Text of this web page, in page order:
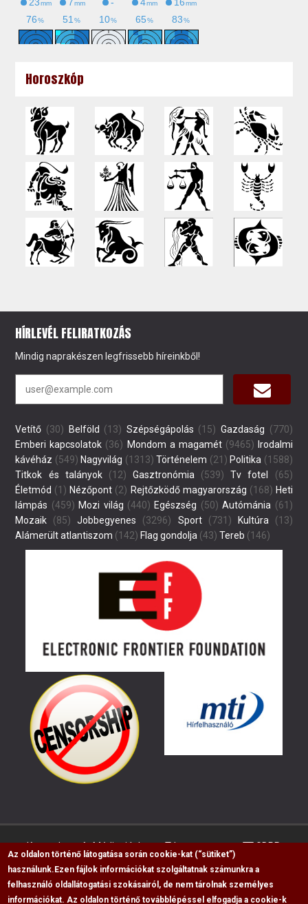
Horoszkóp
HÍRLEVÉL FELIRATKOZÁS
Mindig naprakészen legfrissebb híreinkből!
Vetítő (30) Belföld (13) Szépségápolás (15) Gazdaság (770)
Emberi kapcsolatok (36) Mondom a magamét(9465) Irodalmi
kávéház (549) Nagyvilág (1313) Történelem (21) Politika (1588)
Titkok és talányok(12) Gasztronómia (539) Tv fotel
(65)
Életmód (1) Nézőpont (2) Rejtőzködő magyarország (168) Heti
lámpás (459) Mozi világ (440) Egészség (50) Autómánia (61)
Mozaik (85) Jobbegyenes (3296) Sport(731) Kultúra (13)
Alámerült atlantiszom (142) Flag gondolja (43) Tereb (146)
Kapcsolat Médiaajánlat Impresszum GDPR
RSS
Az oldalon történő látogatása során cookie-kat (“sütiket”)
használunk. Ezen fájlok információkat szolgáltatnak számunkra a
felhasználó oldallátogatási szokásairól, de nem tárolnak személyes
információkat. Az oldalon történő továbblépéssel elfogadja a cookie-k